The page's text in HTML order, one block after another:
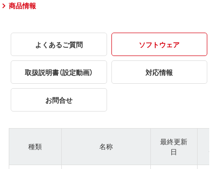
商品情報
よくあるご質問 ソフトウェア
取扱説明書（設定動画） 対応情報
お問合せ
種類 名称
最終更新
日
ジ